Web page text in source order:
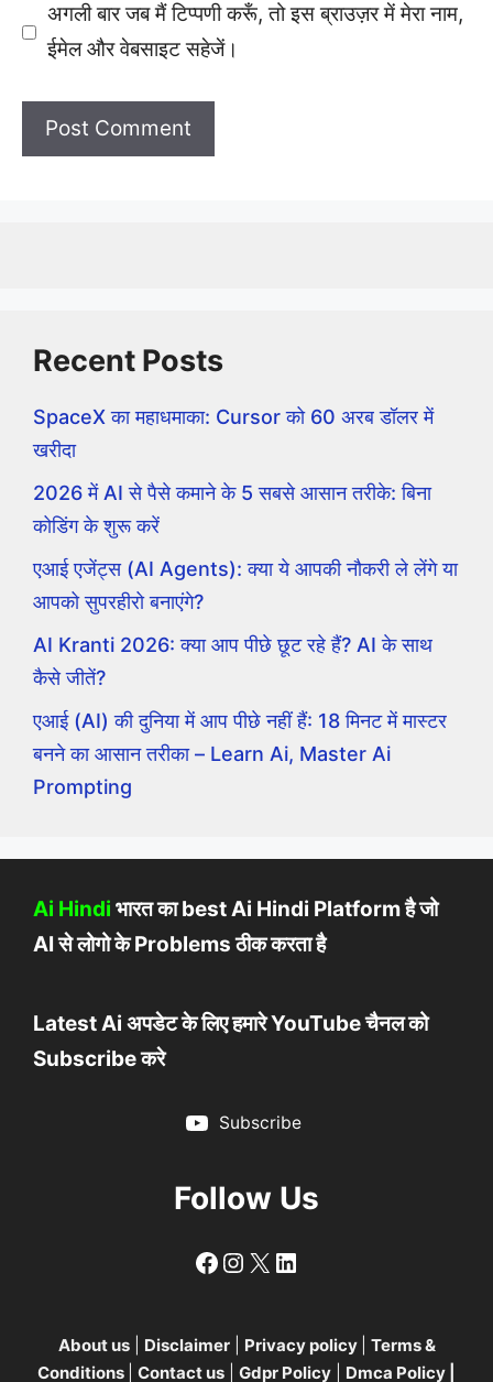
अगली बार जब मैं टिप्पणी करूँ, तो इस ब्राउज़र में मेरा नाम,
ईमेल और वेबसाइट सहेजें।
Recent Posts
SpaceX का महाधमाका: Cursor को 60 अरब डॉलर में
खरीदा
2026 में AI से पैसे कमाने के 5 सबसे आसान तरीके: बिना
कोडिंग के शुरू करें
एआई एजेंट्स (AI Agents): क्या ये आपकी नौकरी ले लेंगे या
आपको सुपरहीरो बनाएंगे?
AI Kranti 2026: क्या आप पीछे छूट रहे हैं? AI के साथ
कैसे जीतें?
एआई (AI) की दुनिया में आप पीछे नहीं हैं: 18 मिनट में मास्टर
बनने का आसान तरीका – Learn Ai, Master Ai
Prompting
Ai Hindi भारत का best Ai Hindi Platform है जो
AI से लोगो के Problems ठीक करता है
Latest Ai अपडेट के लिए हमारे YouTube चैनल को
Subscribe करे
Subscribe
Follow Us
Follow
Follow
X LinkedIn
About us| Disclaimer| Privacy policy
Terms &
Conditions
Contact us Gdpr Policy Dmca Policy